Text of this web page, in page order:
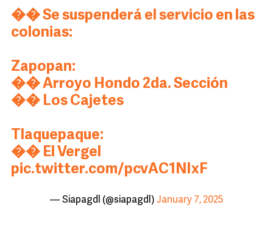
�� Se suspenderá el servicio en las
colonias:
Zapopan:
�� Arroyo Hondo 2da. Sección
�� Los Cajetes
Tlaquepaque:
�� El Vergel
pic.twitter.com/pcvAC1NIxF
— Siapagdl (@siapagdl) January 7, 2025